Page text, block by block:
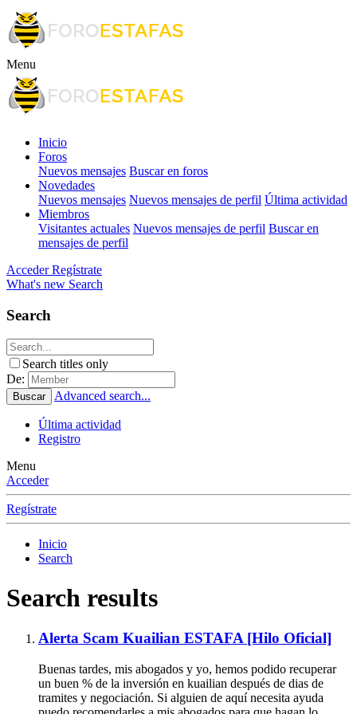
Menu
Inicio
Foros
Nuevos mensajes Buscar en foros
Novedades
Nuevos mensajes Nuevos mensajes de perfil Última actividad
Miembros
Visitantes actuales Nuevos mensajes de perfil Buscar en
mensajes de perfil
Acceder Regístrate
What's new Search
Search
Search titles only
De:
Buscar Advanced search...
Última actividad
Registro
Menu
Acceder
Regístrate
Inicio
Search
Search results
Alerta Scam Kuailian ESTAFA [Hilo Oficial]
Buenas tardes, mis abogados y yo, hemos podido recuperar
un buen % de la inversión en kuailian después de dias de
tramites y negociación. Si alguien de aquí necesita ayuda